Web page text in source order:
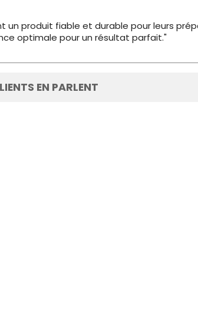
un produit fiable et durable pour leurs
optimale pour un résultat parfait."
EN PARLENT